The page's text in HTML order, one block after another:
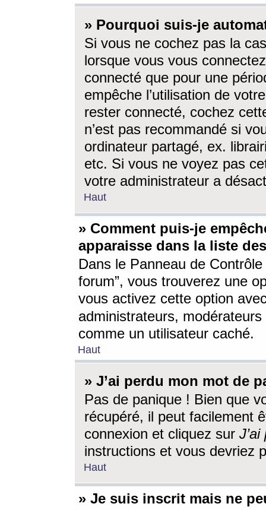
» Pourquoi suis-je
Si vous ne cochez pas la
lorsque vous vous
connecté que pour une
empêche l’utilisation de
rester connecté, cochez
n’est pas recommandé si
ordinateur partagé, ex.
etc. Si vous ne voyez pas
votre administrateur a
Haut
» Comment puis-je
apparaisse dans la liste
Dans le Panneau de
forum”, vous trouverez une
vous activez cette option
administrateurs,
comme un utilisateur caché.
Haut
» J’ai perdu mon mot de
Pas de panique ! Bien que
récupéré, il peut facilement
connexion et cliquez sur
instructions et vous devriez
Haut
» Je suis inscrit mais ne